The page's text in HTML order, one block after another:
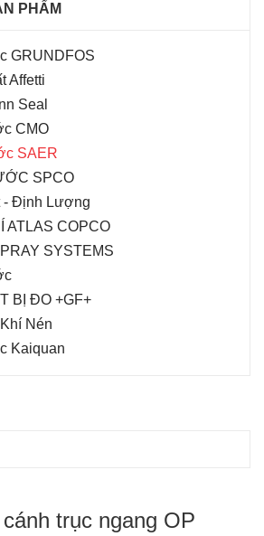
PHẨM
GRUNDFOS
Affetti
Seal
CMO
SAER
SPCO
- Định Lượng
ATLAS COPCO
SYSTEMS
BỊ ĐO +GF+
Nén
Kaiquan
trục ngang OP